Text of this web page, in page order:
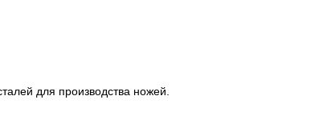
для производства ножей.